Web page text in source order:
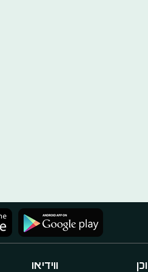
ווידיאו